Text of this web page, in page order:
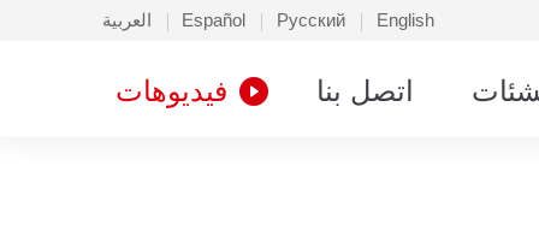
English
Русский
Español العربية
اتصل بنا فيديوهات